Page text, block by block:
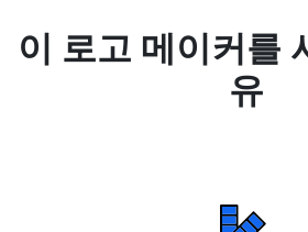
이 로고 메이커를
유